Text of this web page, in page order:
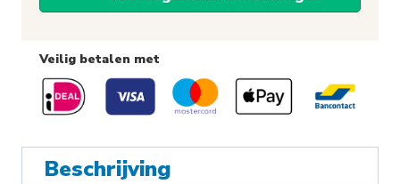
WC
af,
links
aantal
Veilig betalen met
Beschrijving